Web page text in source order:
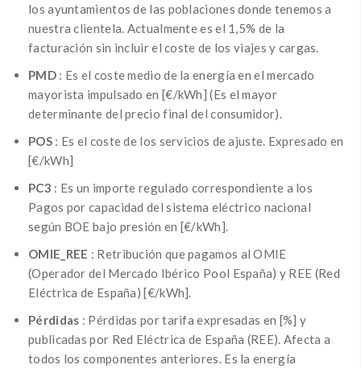
los ayuntamientos de las poblaciones donde tenemos a
nuestra clientela. Actualmente es el 1,5% de la
facturación sin incluir el coste de los viajes y cargas.
PMD: Es el coste medio de la energía en el mercado
mayorista impulsado en [€/kWh] (Es el mayor
determinante del precio final del consumidor).
POS: Es el coste de los servicios de ajuste. Expresado en
[€/kWh]
PC3 : Es un importe regulado correspondiente a los
Pagos por capacidad del sistema eléctrico nacional
según BOE bajo presión en [€/kWh].
OMIE_REE : Retribución que pagamos al OMIE
(Operador del Mercado Ibérico Pool España) y REE (Red
Eléctrica de España) [€/kWh].
Pérdidas : Pérdidas por tarifa expresadas en [%] y
publicadas por Red Eléctrica de España (REE). Afecta a
todos los componentes anteriores. Es la energía